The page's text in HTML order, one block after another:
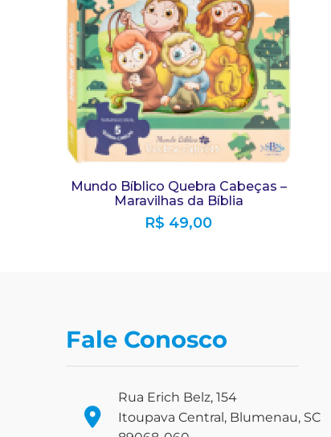
Mundo Bíblico Quebra Cabeças –
Maravilhas da Bíblia
R$ 49,00
Fale Conosco
Rua Erich Belz, 154
Itoupava Central, Blumenau, SC